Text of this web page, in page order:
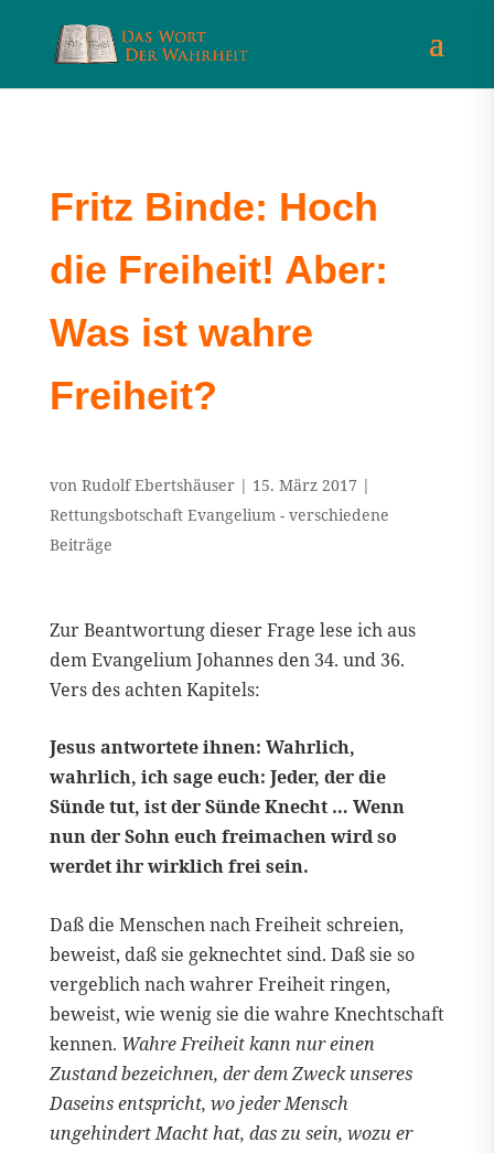
Fritz Binde: Hoch
die Freiheit! Aber:
Was ist wahre
Freiheit?
von Rudolf Ebertshäuser| 15. März 2017 |
Rettungsbotschaft Evangelium - verschiedene
Beiträge
Zur Beantwortung dieser Frage lese ich aus
dem Evangelium Johannes den 34. und 36.
Vers des achten Kapitels:
Jesus antwortete ihnen: Wahrlich,
wahrlich, ich sage euch: Jeder, der die
Sünde tut, ist der Sünde Knecht … Wenn
nun der Sohn euch freimachen wird so
werdet ihr wirklich frei sein.
Daß die Menschen nach Freiheit schreien,
beweist, daß sie geknechtet sind. Daß sie so
vergeblich nach wahrer Freiheit ringen,
beweist, wie wenig sie die wahre Knechtschaft
kennen. Wahre Freiheit kann nur einen
Zustand bezeichnen, der dem Zweck unseres
Daseins entspricht, wo jeder Mensch
ungehindert Macht hat, das zu sein, wozu er